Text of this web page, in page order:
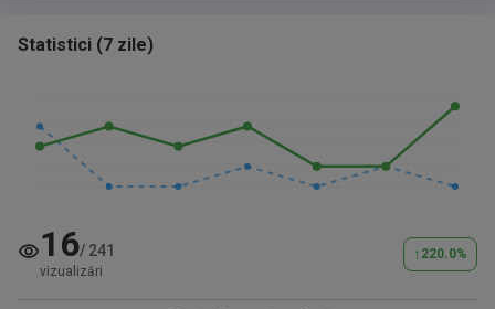
Statistici (7 zile)
16/ 241
vizualizări
↑ 220.0%